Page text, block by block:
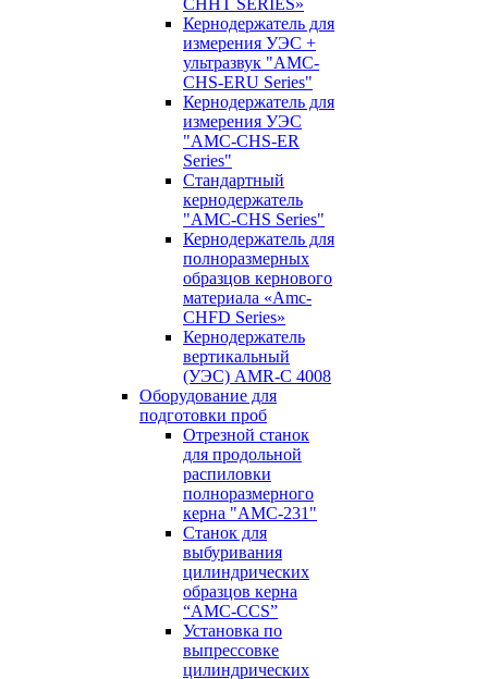
CHHT SERIES»
Кернодержатель для
измерения УЭС +
ультразвук "AMC-
CHS-ERU Series"
Кернодержатель для
измерения УЭС
"AMC-CHS-ER
Series"
Стандартный
кернодержатель
"AMC-CHS Series"
Кернодержатель для
полноразмерных
образцов кернового
материала «Amc-
CHFD Series»
Кернодержатель
вертикальный
(УЭС) AMR-C 4008
Оборудование для
подготовки проб
Отрезной станок
для продольной
распиловки
полноразмерного
керна "AMC-231"
Станок для
выбуривания
цилиндрических
образцов керна
“AMC-CCS”
Установка по
выпресcовке
цилиндрических